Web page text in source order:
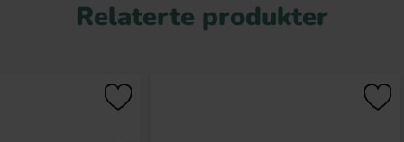
Relaterte produkter